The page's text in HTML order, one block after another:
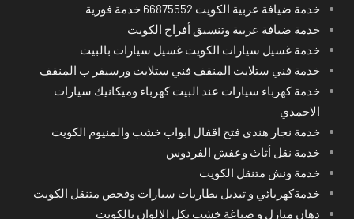
خدمة ضيافة عربية الكويت 66875552 خدمة فورية
خدمة ضيافة عربية وتنسيق أفراح الكويت
خدمة غسيل سيارات الكويت غسيل سيارات بالبيت
خدمة فني ستلايت المنقف فني ستلايت ورسيفر ب المنقف
خدمة كهرباء سيارات عند البيت كهرباء وميكانيك سيارات
الاحمدي
خدمة نجار هندي فتح اقفال ابواب خشب والمنيوم الكويت
خدمة نقل أثاث وعفش الفردوس
خدمة ونش متنقل الكويت
خدمةكهربائي و تبديل بطاريات سيارات وفحص متنقل الكويت
دهان منازل و صباغة خشب بكل الالوان بالكويت